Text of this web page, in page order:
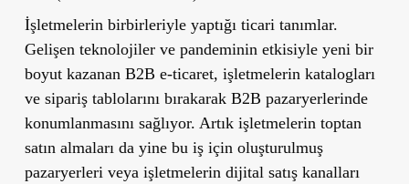
İşletmelerin birbirleriyle yaptığı ticari tanımlar.
Gelişen teknolojiler ve pandeminin etkisiyle yeni bir
boyut kazanan B2B e-ticaret, işletmelerin katalogları
ve sipariş tablolarını bırakarak B2B pazaryerlerinde
konumlanmasını sağlıyor. Artık işletmelerin toptan
satın almaları da yine bu iş için oluşturulmuş
pazaryerleri veya işletmelerin dijital satış kanalları